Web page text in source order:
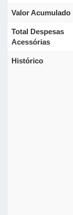
Valor Acumulado
Total Despesas
Acessórias
Histórico